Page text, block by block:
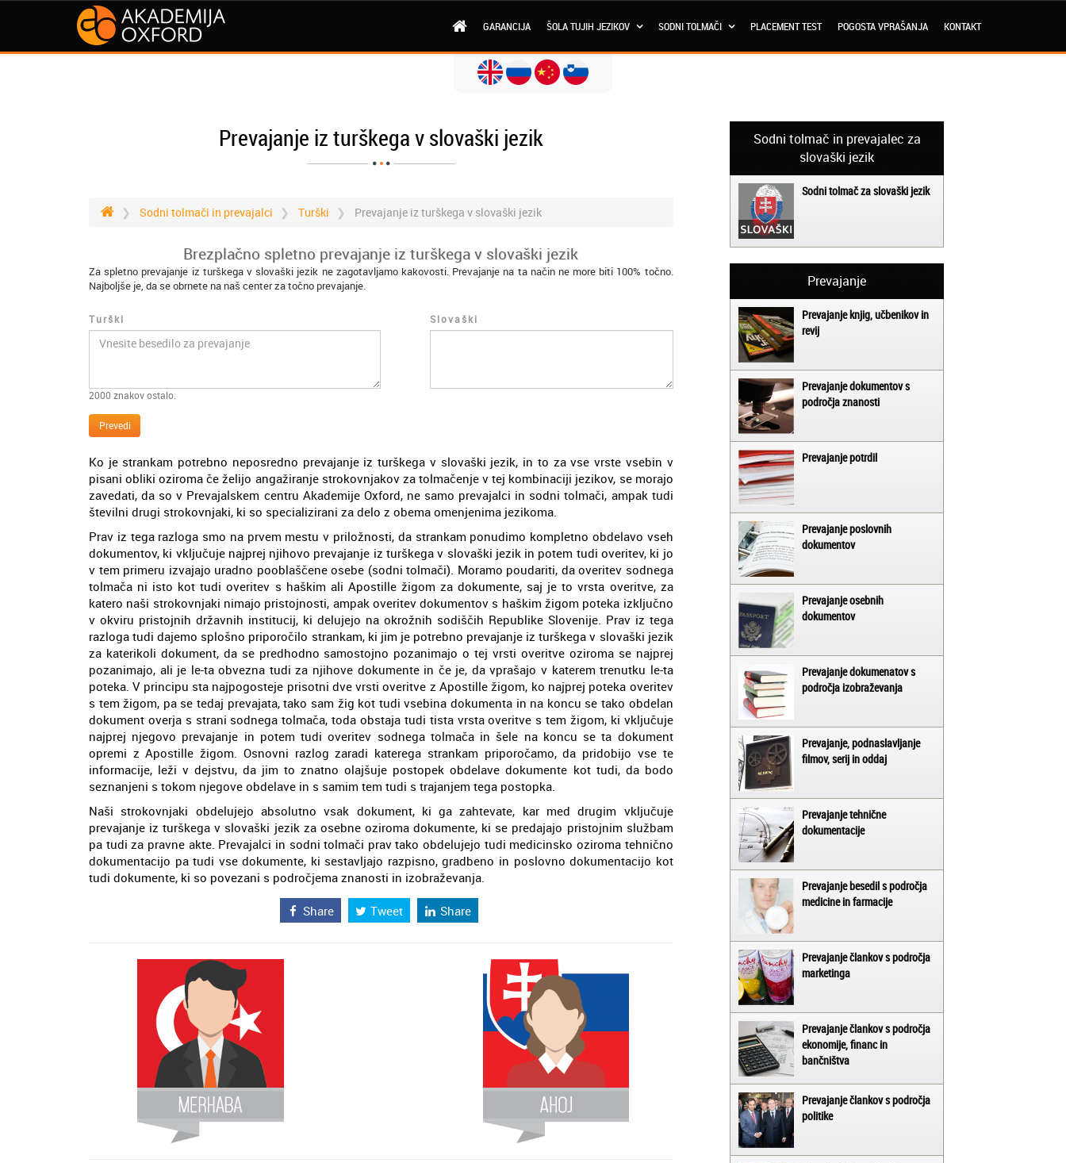
GARANCIJA ŠOLA TUJIH JEZIKOV SODNI TOLMAČI PLACEMENT TEST POGOSTA VPRAŠANJA KONTAKT
Prevajanje iz turškega v slovaški jezik
Sodni tolmači in prevajalci Turški Prevajanje iz turškega v slovaški jezik
Brezplačno spletno prevajanje iz turškega v slovaški jezik
Za spletno prevajanje iz turškega v slovaški jezik ne zagotavljamo kakovosti. Prevajanje na ta način ne more biti 100% točno.
Najboljše je, da se obrnete na naš center za točno prevajanje.
Turški
2000 znakov ostalo.
Slovaški
Prevedi
Ko je strankam potrebno neposredno prevajanje iz turškega v slovaški jezik, in to za vse vrste vsebin v
pisani obliki oziroma če želijo angažiranje strokovnjakov za tolmačenje v tej kombinaciji jezikov, se morajo
zavedati, da so v Prevajalskem centru Akademije Oxford, ne samo prevajalci in sodni tolmači, ampak tudi
številni drugi strokovnjaki, ki so specializirani za delo z obema omenjenima jezikoma.
Prav iz tega razloga smo na prvem mestu v priložnosti, da strankam ponudimo kompletno obdelavo vseh
dokumentov, ki vključuje najprej njihovo prevajanje iz turškega v slovaški jezik in potem tudi overitev, ki jo
v tem primeru izvajajo uradno pooblaščene osebe (sodni tolmači). Moramo poudariti, da overitev sodnega
tolmača ni isto kot tudi overitev s haškim ali Apostille žigom za dokumente, saj je to vrsta overitve, za
katero naši strokovnjaki nimajo pristojnosti, ampak overitev dokumentov s haškim žigom poteka izključno
v okviru pristojnih državnih institucij, ki delujejo na okrožnih sodiščih Republike Slovenije. Prav iz tega
razloga tudi dajemo splošno priporočilo strankam, ki jim je potrebno prevajanje iz turškega v slovaški jezik
za katerikoli dokument, da se predhodno samostojno pozanimajo o tej vrsti overitve oziroma se najprej
pozanimajo, ali je le-ta obvezna tudi za njihove dokumente in če je, da vprašajo v katerem trenutku le-ta
poteka. V principu sta najpogosteje prisotni dve vrsti overitve z Apostille žigom, ko najprej poteka overitev
s tem žigom, pa se tedaj prevajata, tako sam žig kot tudi vsebina dokumenta in na koncu se tako obdelan
dokument overja s strani sodnega tolmača, toda obstaja tudi tista vrsta overitve s tem žigom, ki vključuje
najprej njegovo prevajanje in potem tudi overitev sodnega tolmača in šele na koncu se ta dokument
opremi z Apostille žigom. Osnovni razlog zaradi katerega strankam priporočamo, da pridobijo vse te
informacije, leži v dejstvu, da jim to znatno olajšuje postopek obdelave dokumente kot tudi, da bodo
seznanjeni s tokom njegove obdelave in s samim tem tudi s trajanjem tega postopka.
Naši strokovnjaki obdelujejo absolutno vsak dokument, ki ga zahtevate, kar med drugim vključuje
prevajanje iz turškega v slovaški jezik za osebne oziroma dokumente, ki se predajajo pristojnim službam
pa tudi za pravne akte. Prevajalci in sodni tolmači prav tako obdelujejo tudi medicinsko oziroma tehnično
dokumentacijo pa tudi vse dokumente, ki sestavljajo razpisno, gradbeno in poslovno dokumentacijo kot
tudi dokumente, ki so povezani s področjema znanosti in izobraževanja.
Share Tweet Share
Sodni tolmač in prevajalec za
slovaški jezik
Sodni tolmač za slovaški jezik
Prevajanje
Prevajanje knjig, učbenikov in
revij
Prevajanje dokumentov s
področja znanosti
Prevajanje potrdil
Prevajanje poslovnih
dokumentov
Prevajanje osebnih
dokumentov
Prevajanje dokumenatov s
področja izobraževanja
Prevajanje, podnaslavljanje
filmov, serij in oddaj
Prevajanje tehnične
dokumentacije
Prevajanje besedil s področja
medicine in farmacije
Prevajanje člankov s področja
marketinga
Prevajanje člankov s področja
ekonomije, financ in
bančništva
Prevajanje člankov s področja
politike